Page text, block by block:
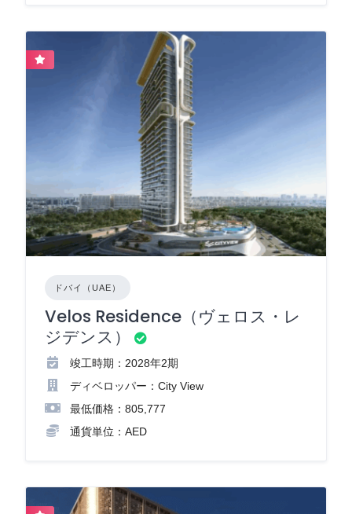
ドバイ（UAE）
Velos Residence（ヴェロス・レ
ジデンス）
竣工時期：2028年2期
ディベロッパー：City View
最低価格：805,777
通貨単位：AED